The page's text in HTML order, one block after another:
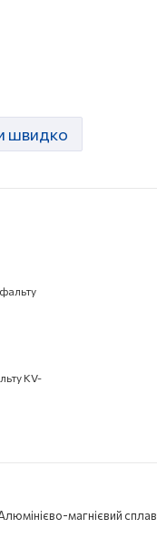
швидко
KV-
магнієвий сплав